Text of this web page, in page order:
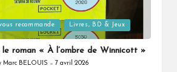
recommande Livres, BD & Jeux
le roman « À l’ombre de Winnicott »
Marc BELOUIS 7 avril 2026